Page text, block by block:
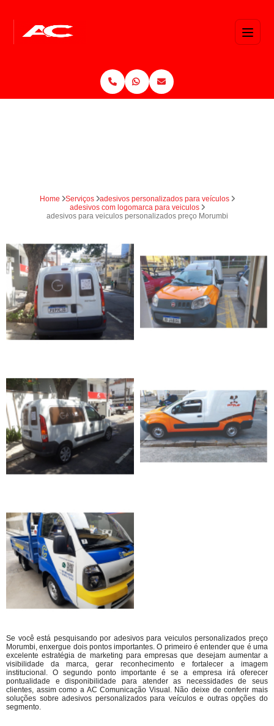
Home Serviços
adesivos personalizados para veículos
adesivos com logomarca para veiculos
adesivos para veiculos personalizados preço Morumbi
Se você está pesquisando por adesivos para veiculos personalizados preço
Morumbi, enxergue dois pontos importantes. O primeiro é entender que é uma
excelente estratégia de marketing para empresas que desejam aumentar a
visibilidade da marca, gerar reconhecimento e fortalecer a imagem
institucional. O segundo ponto importante é se a empresa irá oferecer
pontualidade e disponibilidade para atender as necessidades de seus
clientes, assim como a AC Comunicação Visual. Não deixe de conferir mais
soluções sobre adesivos personalizados para veículos e outras opções do
segmento.